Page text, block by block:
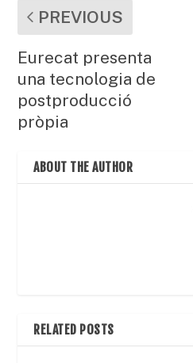
PREVIOUS
Eurecat presenta
una tecnologia de
postproducció
pròpia
ABOUT THE AUTHOR
RELATED POSTS